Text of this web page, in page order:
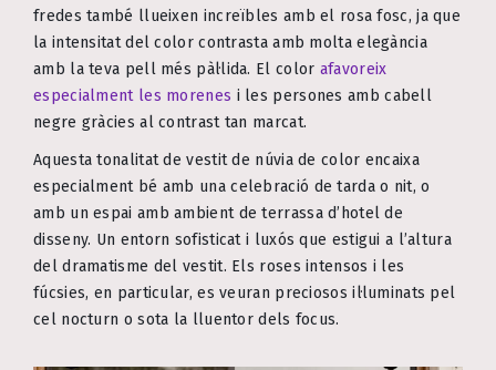
fredes també llueixen increïbles amb el rosa fosc, ja que
la intensitat del color contrasta amb molta elegància
amb la teva pell més pàl·lida. El color afavoreix
especialment les morenes i les persones amb cabell
negre gràcies al contrast tan marcat.
Aquesta tonalitat de vestit de núvia de color encaixa
especialment bé amb una celebració de tarda o nit, o
amb un espai amb ambient de terrassa d’hotel de
disseny. Un entorn sofisticat i luxós que estigui a l’altura
del dramatisme del vestit. Els roses intensos i les
fúcsies, en particular, es veuran preciosos il·luminats pel
cel nocturn o sota la lluentor dels focus.